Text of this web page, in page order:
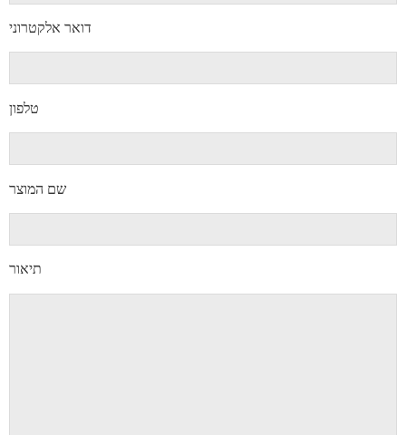
דואר אלקטרוני
טלפון
שם המוצר
תיאור